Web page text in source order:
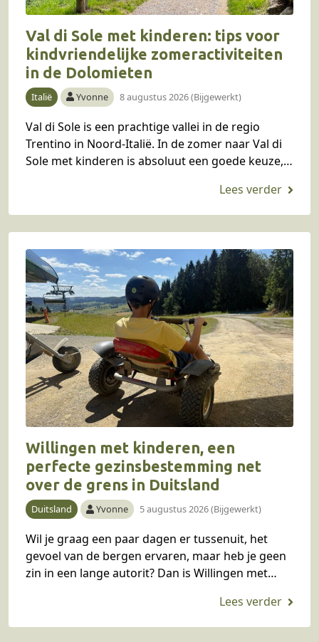
Val di Sole met kinderen: tips voor
kindvriendelijke zomeractiviteiten
in de Dolomieten
Italië Yvonne 8 augustus 2026 (Bijgewerkt)
Val di Sole is een prachtige vallei in de regio
Trentino in Noord-Italië. In de zomer naar Val di
Sole met kinderen is absoluut een goede keuze,
Willingen met kinderen, een
perfecte gezinsbestemming net
over de grens in Duitsland
Duitsland Yvonne 5 augustus 2026 (Bijgewerkt)
Wil je graag een paar dagen er tussenuit, het
gevoel van de bergen ervaren, maar heb je geen
zin in een lange autorit? Dan is Willingen met